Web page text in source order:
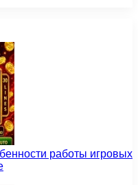
работы игровых